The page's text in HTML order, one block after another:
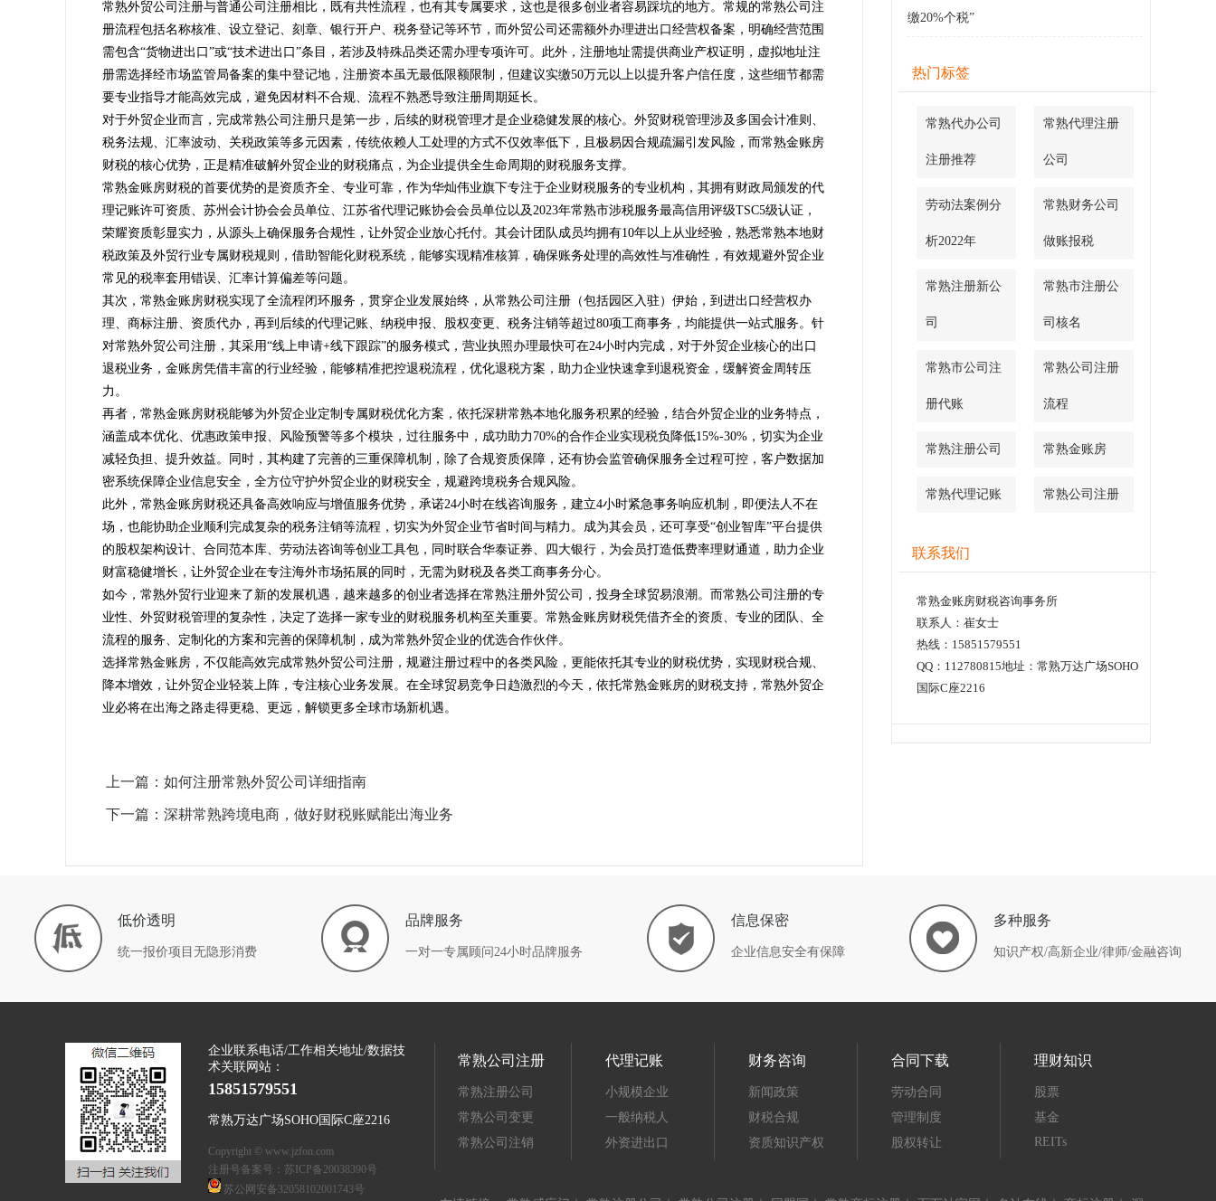
常熟外贸公司注册与普通公司注册相比，既有共性流程，也有其专属要求，这也是很多创业者容易踩坑的地方。常规的常熟公司注
册流程包括名称核准、设立登记、刻章、银行开户、税务登记等环节，而外贸公司还需额外办理进出口经营权备案，明确经营范围
需包含“货物进出口”或“技术进出口”条目，若涉及特殊品类还需办理专项许可。此外，注册地址需提供商业产权证明，虚拟地址注
册需选择经市场监管局备案的集中登记地，注册资本虽无最低限额限制，但建议实缴50万元以上以提升客户信任度，这些细节都需
要专业指导才能高效完成，避免因材料不合规、流程不熟悉导致注册周期延长。
对于外贸企业而言，完成常熟公司注册只是第一步，后续的财税管理才是企业稳健发展的核心。外贸财税管理涉及多国会计准则、
税务法规、汇率波动、关税政策等多元因素，传统依赖人工处理的方式不仅效率低下，且极易因合规疏漏引发风险，而常熟金账房
财税的核心优势，正是精准破解外贸企业的财税痛点，为企业提供全生命周期的财税服务支撑。
常熟金账房财税的首要优势的是资质齐全、专业可靠，作为华灿伟业旗下专注于企业财税服务的专业机构，其拥有财政局颁发的代
理记账许可资质、苏州会计协会会员单位、江苏省代理记账协会会员单位以及2023年常熟市涉税服务最高信用评级TSC5级认证，
荣耀资质彰显实力，从源头上确保服务合规性，让外贸企业放心托付。其会计团队成员均拥有10年以上从业经验，熟悉常熟本地财
税政策及外贸行业专属财税规则，借助智能化财税系统，能够实现精准核算，确保账务处理的高效性与准确性，有效规避外贸企业
常见的税率套用错误、汇率计算偏差等问题。
其次，常熟金账房财税实现了全流程闭环服务，贯穿企业发展始终，从常熟公司注册（包括园区入驻）伊始，到进出口经营权办
理、商标注册、资质代办，再到后续的代理记账、纳税申报、股权变更、税务注销等超过80项工商事务，均能提供一站式服务。针
对常熟外贸公司注册，其采用“线上申请+线下跟踪”的服务模式，营业执照办理最快可在24小时内完成，对于外贸企业核心的出口
退税业务，金账房凭借丰富的行业经验，能够精准把控退税流程，优化退税方案，助力企业快速拿到退税资金，缓解资金周转压
力。
再者，常熟金账房财税能够为外贸企业定制专属财税优化方案，依托深耕常熟本地化服务积累的经验，结合外贸企业的业务特点，
涵盖成本优化、优惠政策申报、风险预警等多个模块，过往服务中，成功助力 70%的合作企业实现税负降低15%-30%，切实为企业
减轻负担、提升效益。同时，其构建了完善的三重保障机制，除了合规资质保障，还有协会监管确保服务全过程可控，客户数据加
密系统保障企业信息安全，全方位守护外贸企业的财税安全，规避跨境税务合规风险。
此外，常熟金账房财税还具备高效响应与增值服务优势，承诺24小时在线咨询服务，建立4小时紧急事务响应机制，即便法人不在
场，也能协助企业顺利完成复杂的税务注销等流程，切实为外贸企业节省时间与精力。成为其会员，还可享受“创业智库”平台提供
的股权架构设计、合同范本库、劳动法咨询等创业工具包，同时联合华泰证券、四大银行，为会员打造低费率理财通道，助力企业
财富稳健增长，让外贸企业在专注海外市场拓展的同时，无需为财税及各类工商事务分心。
如今，常熟外贸行业迎来了新的发展机遇，越来越多的创业者选择在常熟注册外贸公司，投身全球贸易浪潮。而常熟公司注册的专
业性、外贸财税管理的复杂性，决定了选择一家专业的财税服务机构至关重要。常熟金账房财税凭借齐全的资质、专业的团队、全
流程的服务、定制化的方案和完善的保障机制，成为常熟外贸企业的优选合作伙伴。
选择常熟金账房，不仅能高效完成常熟外贸公司注册，规避注册过程中的各类风险，更能依托其专业的财税优势，实现财税合规、
降本增效，让外贸企业轻装上阵，专注核心业务发展。在全球贸易竞争日趋激烈的今天，依托常熟金账房的财税支持，常熟外贸企
业必将在出海之路走得更稳、更远，解锁更多全球市场新机遇。
上一篇：如何注册常熟外贸公司详细指南
下一篇：深耕常熟跨境电商，做好财税账赋能出海业务
缴20%个税”
热门标签
常熟代办公司
注册推荐
常熟代理注册
公司
劳动法案例分
析2022年
常熟财务公司
做账报税
常熟注册新公
司
常熟市注册公
司核名
常熟市公司注
册代账
常熟公司注册
流程
常熟注册公司 常熟金账房
常熟代理记账 常熟公司注册
联系我们
常熟金账房财税咨询事务所
联系人：崔女士
热线：15851579551
QQ：112780815地址：常熟万达广场SOHO
国际C座2216
低价透明
统一报价项目无隐形消费
品牌服务
一对一专属顾问24小时品牌服务
信息保密
企业信息安全有保障
多种服务
知识产权/高新企业/律师/金融咨询
企业联系电话/工作相关地址/数据技
术关联网站：
15851579551
常熟万达广场SOHO国际C座2216
Copyright © www.jzfon.com
注册号备案号： 苏ICP备20038390号
苏公网安备32058102001743号
常熟公司注册
常熟注册公司
常熟公司变更
常熟公司注销
代理记账
小规模企业
一般纳税人
外资进出口
财务咨询
新闻政策
财税合规
资质知识产权
合同下载
劳动合同
管理制度
股权转让
理财知识
股票
基金
REITs